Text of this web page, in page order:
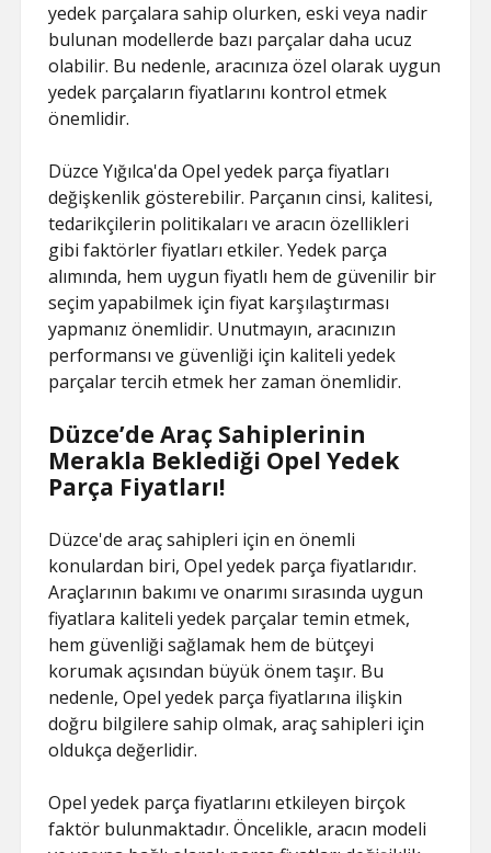
yedek parçalara sahip olurken, eski veya nadir
bulunan modellerde bazı parçalar daha ucuz
olabilir. Bu nedenle, aracınıza özel olarak uygun
yedek parçaların fiyatlarını kontrol etmek
önemlidir.
Düzce Yığılca'da Opel yedek parça fiyatları
değişkenlik gösterebilir. Parçanın cinsi, kalitesi,
tedarikçilerin politikaları ve aracın özellikleri
gibi faktörler fiyatları etkiler. Yedek parça
alımında, hem uygun fiyatlı hem de güvenilir bir
seçim yapabilmek için fiyat karşılaştırması
yapmanız önemlidir. Unutmayın, aracınızın
performansı ve güvenliği için kaliteli yedek
parçalar tercih etmek her zaman önemlidir.
Düzce’de Araç Sahiplerinin
Merakla Beklediği Opel Yedek
Parça Fiyatları!
Düzce'de araç sahipleri için en önemli
konulardan biri, Opel yedek parça fiyatlarıdır.
Araçlarının bakımı ve onarımı sırasında uygun
fiyatlara kaliteli yedek parçalar temin etmek,
hem güvenliği sağlamak hem de bütçeyi
korumak açısından büyük önem taşır. Bu
nedenle, Opel yedek parça fiyatlarına ilişkin
doğru bilgilere sahip olmak, araç sahipleri için
oldukça değerlidir.
Opel yedek parça fiyatlarını etkileyen birçok
faktör bulunmaktadır. Öncelikle, aracın modeli